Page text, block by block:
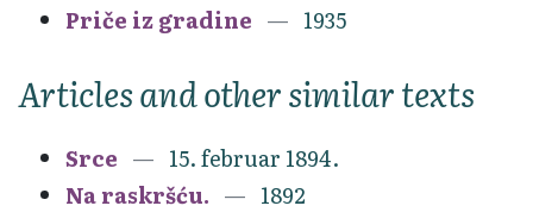
Priče iz gradine
1935
Articles and other similar texts
Srce
15. februar 1894.
Na raskršću.
1892